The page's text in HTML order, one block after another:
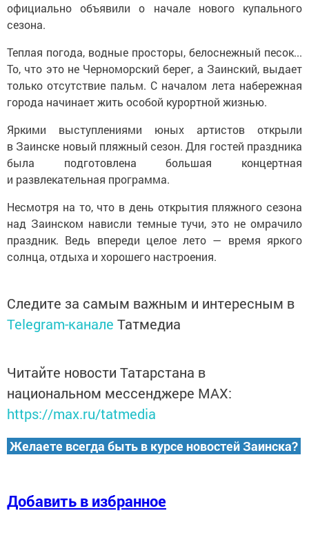
официально объявили о начале нового купального
сезона.
Теплая погода, водные просторы, белоснежный песок...
То, что это не Черноморский берег, а Заинский, выдает
только отсутствие пальм. С началом лета набережная
города начинает жить особой курортной жизнью.
Яркими выступлениями юных артистов открыли
в Заинске новый пляжный сезон. Для гостей праздника
была подготовлена большая концертная
и развлекательная программа.
Несмотря на то, что в день открытия пляжного сезона
над Заинском нависли темные тучи, это не омрачило
праздник. Ведь впереди целое лето — время яркого
солнца, отдыха и хорошего настроения.
Следите за самым важным и интересным в
Telegram-канале Татмедиа
Читайте новости Татарстана в
национальном мессенджере MАХ:
https://max.ru/tatmedia
Желаете всегда быть в курсе новостей Заинска?
Добавить в избранное